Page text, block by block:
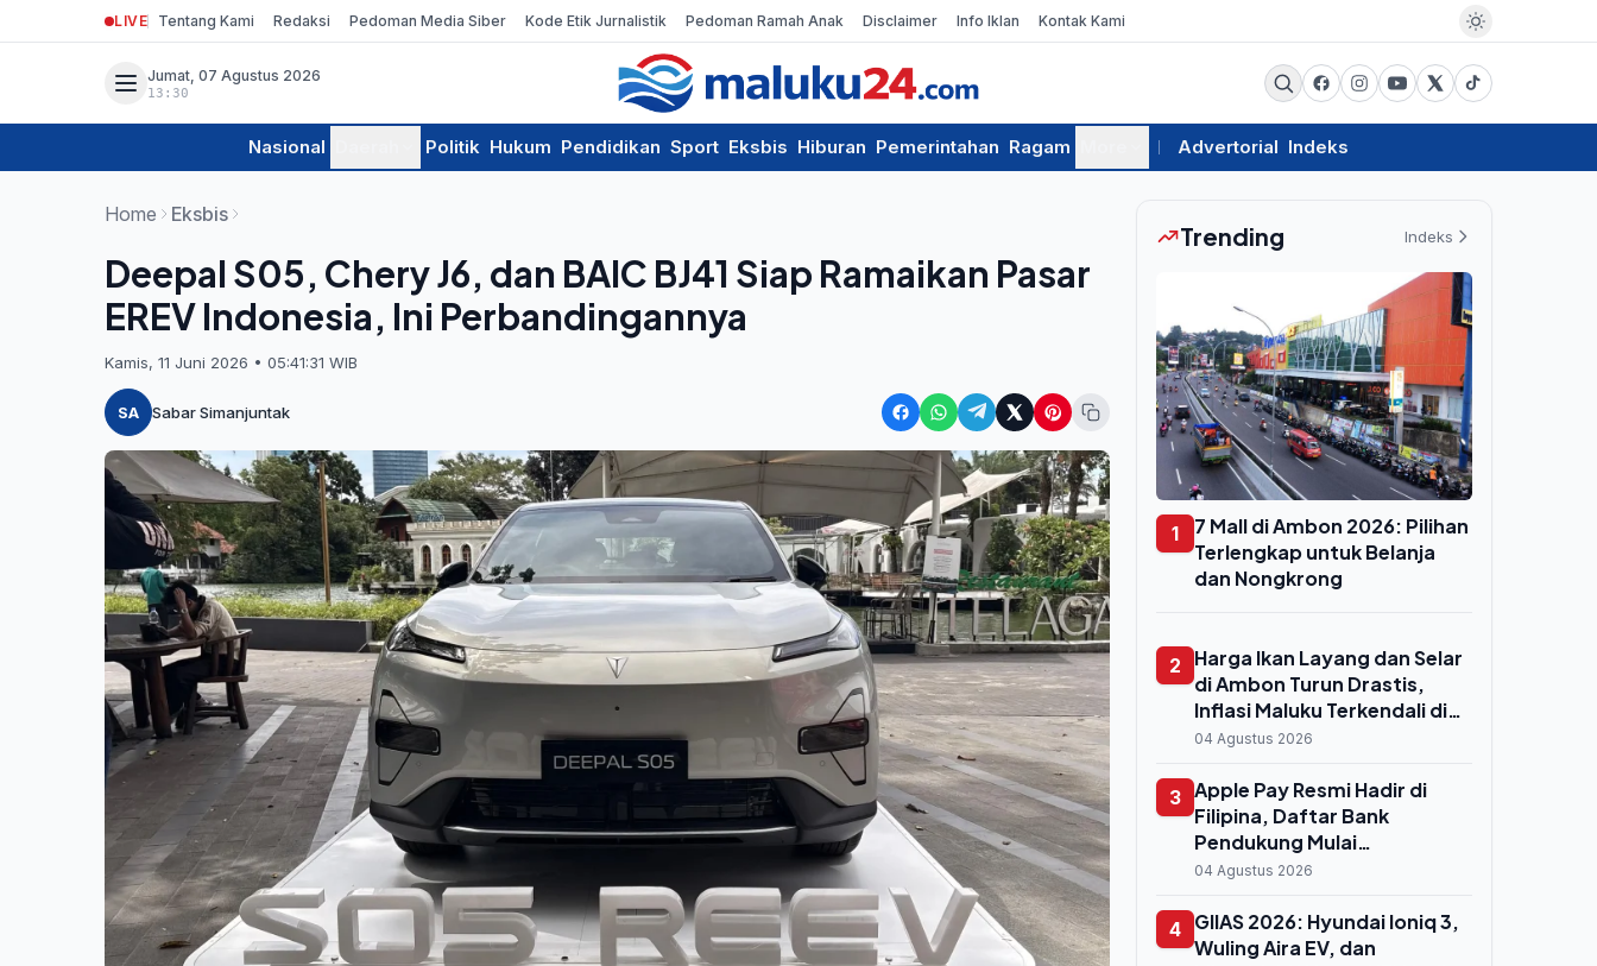
LIVE Tentang Kami Redaksi Pedoman Media Siber Kode Etik Jurnalistik Pedoman Ramah Anak Disclaimer Info Iklan Kontak Kami
Jumat, 07 Agustus 2026
13:30
Nasional Politik Hukum Pendidikan Sport Eksbis Hiburan Pemerintahan Ragam Advertorial Indeks
Home Eksbis
Deepal S05, Chery J6, dan BAIC BJ41 Siap Ramaikan Pasar
EREV Indonesia, Ini Perbandingannya
Kamis, 11 Juni 2026 • 05:41:31 WIB
SA Sabar Simanjuntak
Trending Indeks
1
7 Mall di Ambon 2026: Pilihan
Terlengkap untuk Belanja
dan Nongkrong
2
Harga Ikan Layang dan Selar
di Ambon Turun Drastis,
Inflasi Maluku Terkendali di
2,75 Persen
04 Agustus 2026
3 Apple Pay Resmi Hadir di
Filipina, Daftar Bank
Pendukung Mulai
Bermunculan
04 Agustus 2026
4 GIIAS 2026: Hyundai Ioniq 3,
Wuling Aira EV, dan